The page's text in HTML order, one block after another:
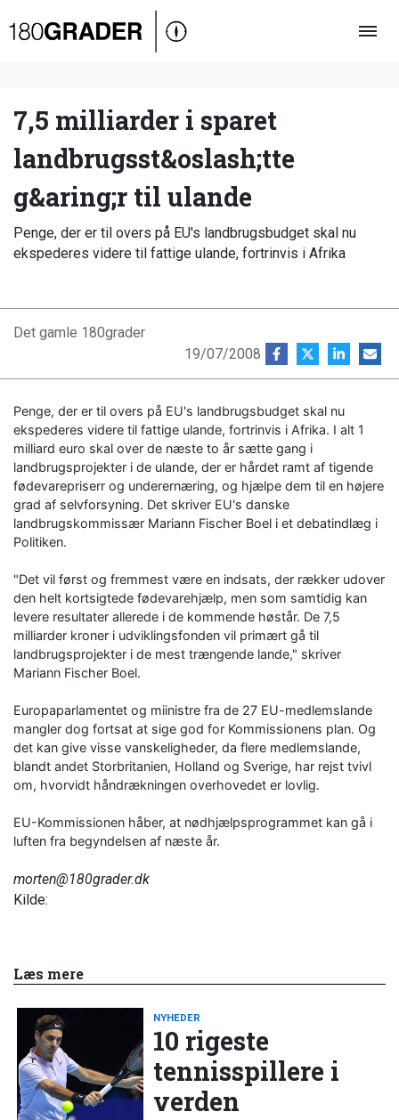
Oversigt
Debat
Video
Podcast
7,5 milliarder i sparet
landbrugsst&oslash;tte
g&aring;r til ulande
Penge, der er til overs på EU's landbrugsbudget skal nu
ekspederes videre til fattige ulande, fortrinvis i Afrika
Det gamle 180grader
19/07/2008
Penge, der er til overs på EU's landbrugsbudget skal nu
ekspederes videre til fattige ulande, fortrinvis i Afrika. I alt 1
milliard euro skal over de næste to år sætte gang i
landbrugsprojekter i de ulande, der er hårdet ramt af tigende
fødevarepriserr og underernæring, og hjælpe dem til en højere
grad af selvforsyning. Det skriver EU's danske
landbrugskommissær Mariann Fischer Boel i et debatindlæg i
Politiken.
"Det vil først og fremmest være en indsats, der rækker udover
den helt kortsigtede fødevarehjælp, men som samtidig kan
levere resultater allerede i de kommende høstår. De 7,5
milliarder kroner i udviklingsfonden vil primært gå til
landbrugsprojekter i de mest trængende lande," skriver
Mariann Fischer Boel.
Europaparlamentet og miinistre fra de 27 EU-medlemslande
mangler dog fortsat at sige god for Kommissionens plan. Og
det kan give visse vanskeligheder, da flere medlemslande,
blandt andet Storbritanien, Holland og Sverige, har rejst tvivl
om, hvorvidt håndrækningen overhovedet er lovlig.
EU-Kommissionen håber, at nødhjælpsprogrammet kan gå i
luften fra begyndelsen af næste år.
morten@180grader.dk
Kilde:
Læs mere
NYHEDER
10 rigeste
tennisspillere i
verden